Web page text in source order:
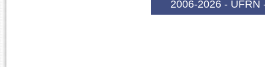
2006-2026 -